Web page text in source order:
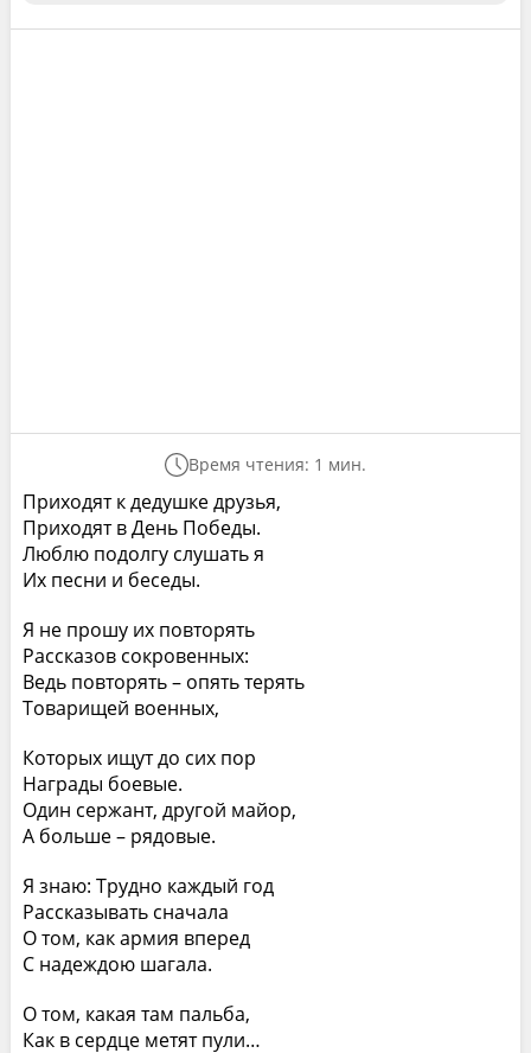
Время чтения: 1 мин.
Приходят к дедушке друзья,
Приходят в День Победы.
Люблю подолгу слушать я
Их песни и беседы.
Я не прошу их повторять
Рассказов сокровенных:
Ведь повторять – опять терять
Товарищей военных,
Которых ищут до сих пор
Награды боевые.
Один сержант, другой майор,
А больше – рядовые.
Я знаю: Трудно каждый год
Рассказывать сначала
О том, как армия вперед
С надеждою шагала.
О том, какая там пальба,
Как в сердце метят пули…